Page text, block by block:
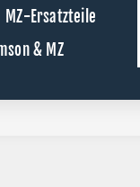
MZ-Ersatzteile
& MZ